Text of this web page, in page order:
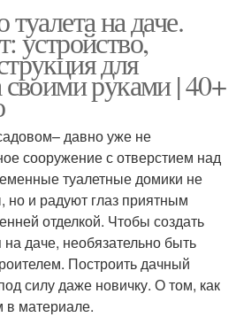
на даче.
устройство,
для
своими руками | 40+
давно уже не
сооружение с отверстием над
туалетные домики не
но и радуют глаз приятным
отделкой. Чтобы создать
на даче, необязательно быть
Построить дачный
силу даже новичку. О том, как
в материале.